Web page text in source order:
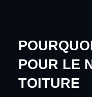
POUR LE
TOITURE